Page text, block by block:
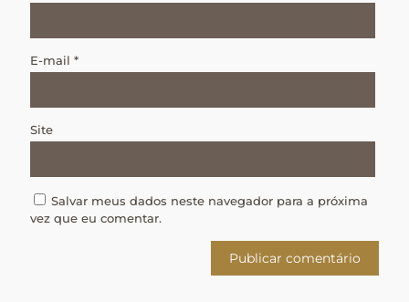
E-mail *
Site
Salvar meus dados neste navegador para a próxima
vez que eu comentar.